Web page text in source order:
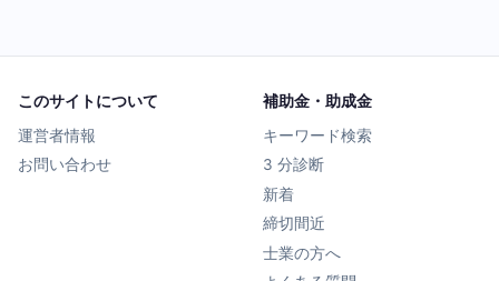
このサイトについて
運営者情報
お問い合わせ
補助金・助成金
キーワード検索
3 分診断
新着
締切間近
士業の方へ